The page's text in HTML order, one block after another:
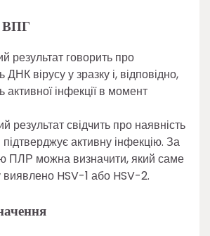
ВПГ
результат говорить про
ДНК вірусу у зразку і, відповідно,
активної інфекції в момент
результат свідчить про наявність
активну інфекцію. За
ПЛР можна визначити, який саме
виявлено HSV-1 або HSV-2.